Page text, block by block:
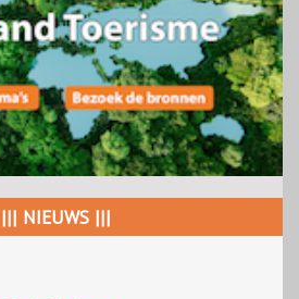
||| NIEUWS |||